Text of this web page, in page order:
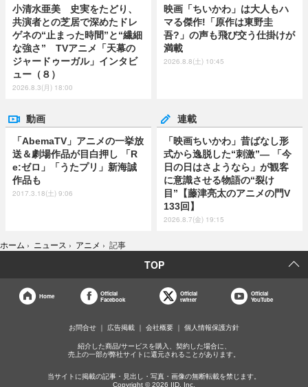
小清水亜美 史実をたどり、
共演者との芝居で深めたドレ
ゲネの“止まった時間”と“繊細
な強さ” TVアニメ「天幕の
ジャードゥーガル」インタビ
ュー（８）
2026.8.3(月) 18:00
映画「ちいかわ」は大人もハ
マる傑作!「原作は東野圭
吾?」の声も飛び交う仕掛けが
満載
2026.8.8(土) 10:45
動画
「AbemaTV」アニメの一挙放
送＆劇場作品が目白押し 「R
e:ゼロ」「うたプリ」新海誠
作品も
2017.3.18(土) 9:06
連載
「映画ちいかわ」昔ばなし形
式から逸脱した“刺激”― 「今
日の日はさようなら」が観客
に意識させる物語の“裂け
目”【藤津亮太のアニメの門V
133回】
2026.8.7(金) 19:15
ホーム › ニュース › アニメ › 記事
TOP
Home
Official
Facebook
Official
twitter
Official
YouTube
お問合せ 広告掲載 会社概要 個人情報保護方針
紹介した商品/サービスを購入、契約した場合に、
売上の一部が弊社サイトに還元されることがあります。
当サイトに掲載の記事・見出し・写真・画像の無断転載を禁じます。
Copyright © 2026 IID, Inc.